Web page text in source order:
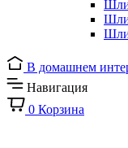
В домашнем
Навигация
0 Корзина